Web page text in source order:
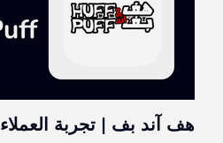
هف آند بف | تجربة العملاء